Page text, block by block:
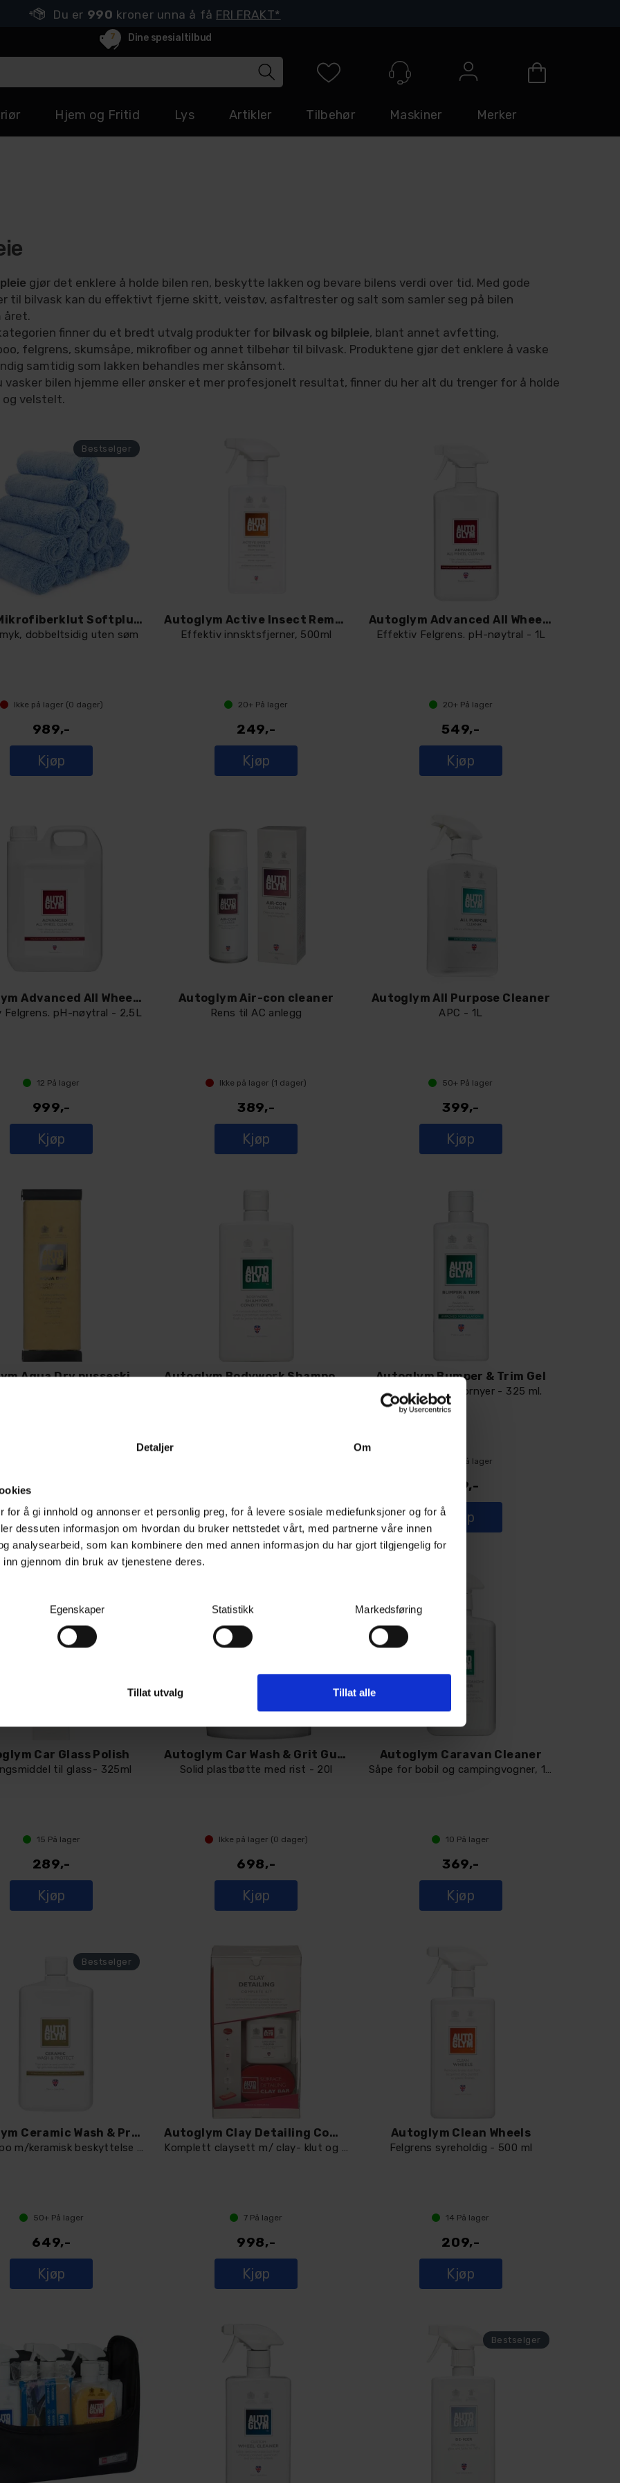
Detaljer Om
for å gi innhold og annonser et personlig preg, for å levere sosiale mediefunksjoner og for å
dessuten informasjon om hvordan du bruker nettstedet vårt, med partnerne våre innen
analysearbeid, som kan kombinere den med annen informasjon du har gjort tilgjengelig for
gjennom din bruk av tjenestene deres.
Egenskaper Statistikk Markedsføring
Tillat utvalg Tillat alle
7 Dine spesialtilbud
Hjem og Fritid Lys Artikler Tilbehør Maskiner Merker
Du er 990 kroner unna å få FRI FRAKT*
gjør det enklere å holde bilen ren, beskytte lakken og bevare bilens verdi over tid. Med gode
til bilvask kan du effektivt fjerne skitt, veistøv, asfaltrester og salt som samler seg på bilen
året.
finner du et bredt utvalg produkter for bilvask og bilpleie, blant annet avfetting,
felgrens, skumsåpe, mikrofiber og annet tilbehør til bilvask. Produktene gjør det enklere å vaske
samtidig som lakken behandles mer skånsomt.
vasker bilen hjemme eller ønsker et mer profesjonelt resultat, finner du her alt du trenger for å holde
og velstelt.
15 pk. Mikrofiberklut Softplush Edgeless
dobbeltsidig uten søm
Ikke på lager (0 dager)
989,-
Kjøp
Autoglym Active Insect Remover
Effektiv innsktsfjerner, 500ml
20+ På lager
249,-
Kjøp
Autoglym Advanced All Wheel Cleaner
Effektiv Felgrens. pH-nøytral - 1L
20+På lager
549,-
Kjøp
Autoglym Advanced All Wheel Cleaner
Felgrens. pH-nøytral - 2,5L
12 På lager
999,-
Kjøp
Autoglym Air-con cleaner
Rens til AC anlegg
Ikke på lager (1 dager)
389,-
Kjøp
Autoglym All Purpose Cleaner
APC - 1L
50+ På lager
399,-
Kjøp
Autoglym Aqua Dry pusseskinn
Kjøp
Autoglym Bodywork Shampoo Conditioner
Kjøp
Autoglym Bumper & Trim Gel
Gummi og plastfornyer - 325 ml.
På lager
359,-
Kjøp
Car Glass Polish
til glass- 325ml
15 På lager
289,-
Kjøp
Autoglym Car Wash & Grit Guard
Solid plastbøtte med rist - 20l
Ikke på lager (0 dager)
698,-
Kjøp
Autoglym Caravan Cleaner
Såpe for bobil og campingvogner, 1000ml
10 På lager
369,-
Kjøp
Autoglym Ceramic Wash & Protect
Bilshampo m/keramisk beskyttelse 1L
50+På lager
649,-
Kjøp
Autoglym Clay Detailing Complete Kit
Komplett claysett m/ clay- klut og spray
7 På lager
998,-
Kjøp
Autoglym Clean Wheels
Felgrens syreholdig - 500 ml
14 På lager
209,-
Kjøp